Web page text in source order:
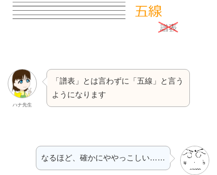
ハナ先生
「譜表」とは言わずに「五線」と言う
ようになります
なるほど、確かにややっこしい……